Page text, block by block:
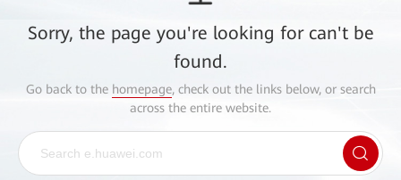
Sorry, the page you're looking for can't be
found.
Go back to the homepage, check out the links below, or search
across the entire website.